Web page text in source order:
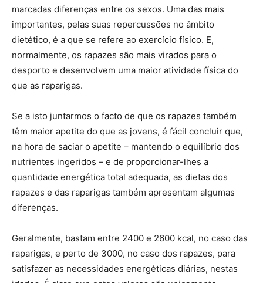
marcadas diferenças entre os sexos. Uma das mais
importantes, pelas suas repercussões no âmbito
dietético, é a que se refere ao exercício físico. E,
normalmente, os rapazes são mais virados para o
desporto e desenvolvem uma maior atividade física do
que as raparigas.
Se a isto juntarmos o facto de que os rapazes também
têm maior apetite do que as jovens, é fácil concluir que,
na hora de saciar o apetite – mantendo o equilíbrio dos
nutrientes ingeridos – e de proporcionar-lhes a
quantidade energética total adequada, as dietas dos
rapazes e das raparigas também apresentam algumas
diferenças.
Geralmente, bastam entre 2400 e 2600 kcal, no caso das
raparigas, e perto de 3000, no caso dos rapazes, para
satisfazer as necessidades energéticas diárias, nestas